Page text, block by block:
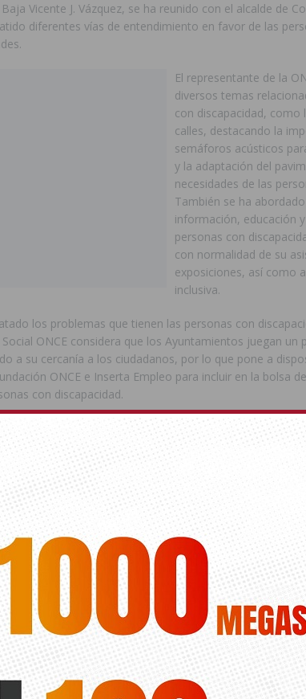
Vicente J. Vázquez, se ha reunido con el alcalde de
diferentes vías de entendimiento en favor de las
El representante de la
diversos temas
con discapacidad, como
calles, destacando la
semáforos acústicos
y la adaptación del
necesidades de las
También se ha
información, educación
personas con
con normalidad de su
exposiciones, así como
inclusiva.
los problemas que tienen las personas con
ONCE considera que los Ayuntamientos juegan un
a su cercanía a los ciudadanos, por lo que pone a
ONCE e Inserta Empleo para incluir en la bolsa
con discapacidad.
público, el representante del Grupo Social ONCE ha
promocionar la contratación pública responsable, a favor
de iniciativa social, como es el caso de Ilunion y las
el responsable de la ONCE ha mostrado su
un serio problema no sólo a la Organización, sino a las
que provoca al Erario Público y, en algunos casos, al
discapacidad y otras en riesgo de exclusión que
la seguridad de los consumidores. Sumado a ello, ha
ONCE por el Juego responsable y qué papel jugamos
certificado por la EL (European Lottery) y la WLA
toda su buena disposición para promover y colaborar
diferentes actividades que se realicen en su localidad
ONCE.